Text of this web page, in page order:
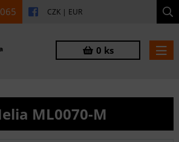
CZK | EUR
0 ks
ML0070-M